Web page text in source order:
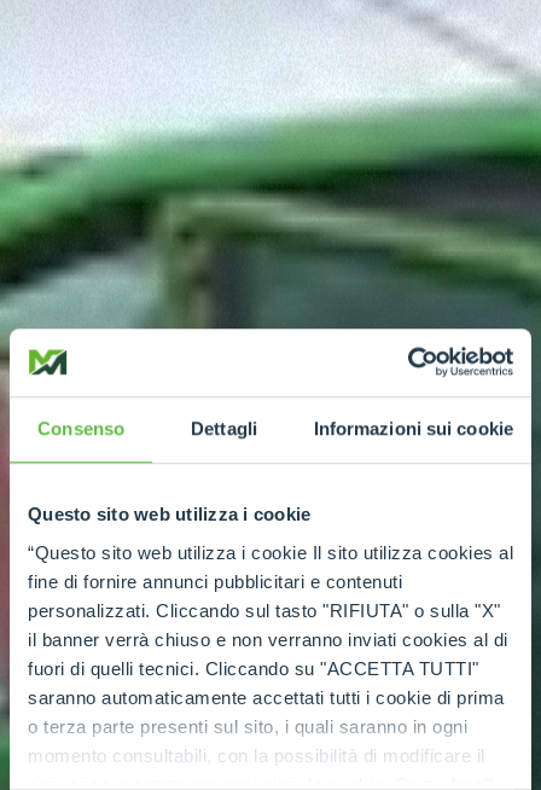
Consenso Dettagli Informazioni sui cookie
Questo sito web utilizza i cookie
“Questo sito web utilizza i cookie Il sito utilizza cookies al
fine di fornire annunci pubblicitari e contenuti
personalizzati. Cliccando sul tasto "RIFIUTA" o sulla "X"
il banner verrà chiuso e non verranno inviati cookies al di
fuori di quelli tecnici. Cliccando su "ACCETTA TUTTI"
saranno automaticamente accettati tutti i cookie di prima
o terza parte presenti sul sito, i quali saranno in ogni
momento consultabili, con la possibilità di modificare il
consenso prestato per ogni singolo cookie. Come fare?